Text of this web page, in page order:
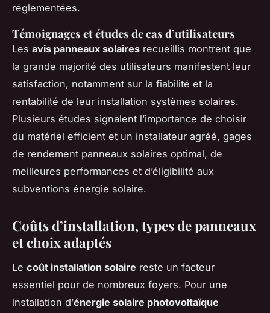
réglementées.
Témoignages et études de cas d’utilisateurs
Les avis panneaux solaires recueillis montrent que
la grande majorité des utilisateurs manifestent leur
satisfaction, notamment sur la fiabilité et la
rentabilité de leur installation systèmes solaires.
Plusieurs études signalent l’importance de choisir
du matériel efficient et un installateur agréé, gages
de rendement panneaux solaires optimal, de
meilleures performances et d’éligibilité aux
subventions énergie solaire.
Coûts d’installation, types de panneaux
et choix adaptés
Le coût installation solaire reste un facteur
essentiel pour de nombreux foyers. Pour une
installation d’énergie solaire photovoltaïque